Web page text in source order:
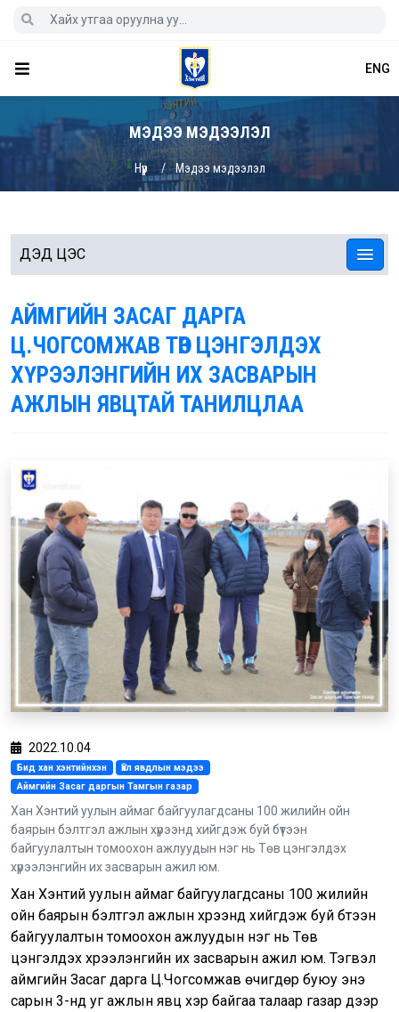
ENG
МЭДЭЭ МЭДЭЭЛЭЛ
Нүүр Мэдээ мэдээлэл
ДЭД ЦЭС
АЙМГИЙН ЗАСАГ ДАРГА
Ц.ЧОГСОМЖАВ ТӨВ ЦЭНГЭЛДЭХ
ХҮРЭЭЛЭНГИЙН ИХ ЗАСВАРЫН
АЖЛЫН ЯВЦТАЙ ТАНИЛЦЛАА
2022.10.04
Бид хан хэнтийнхэн
Үйл явдлын мэдээ
Аймгийн Засаг даргын Тамгын газар
Хан Хэнтий уулын аймаг байгуулагдсаны 100 жилийн ойн
баярын бэлтгэл ажлын хүрээнд хийгдэж буй бүтээн
байгуулалтын томоохон ажлуудын нэг нь Төв цэнгэлдэх
хүрээлэнгийн их засварын ажил юм.
Хан Хэнтий уулын аймаг байгуулагдсаны 100 жилийн
ойн баярын бэлтгэл ажлын хүрээнд хийгдэж буй бүтээн
байгуулалтын томоохон ажлуудын нэг нь Төв
цэнгэлдэх хүрээлэнгийн их засварын ажил юм. Тэгвэл
аймгийн Засаг дарга Ц.Чогсомжав өчигдөр буюу энэ
сарын 3-нд уг ажлын явц хэр байгаа талаар газар дээр